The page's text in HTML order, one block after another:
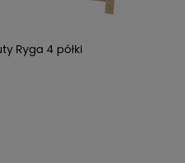
Ryga 4 półki